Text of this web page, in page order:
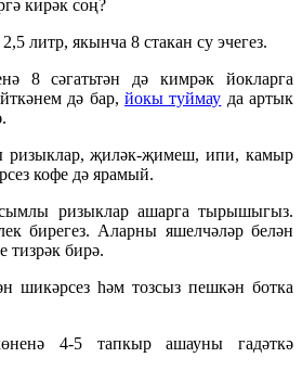
кирәк соң?
литр, якынча 8 стакан су эчегез.
8 сәгатьтән дә кимрәк йокларга
дә бар, йокы туймау да артык
ризыклар, җиләк-җимеш, ипи, камыр
кофе дә ярамый.
ризыклар ашарга тырышыгыз.
бирегез. Аларны яшелчәләр белән
тизрәк бирә.
шикәрсез һәм тозсыз пешкән ботка
4-5 тапкыр ашауны гадәткә